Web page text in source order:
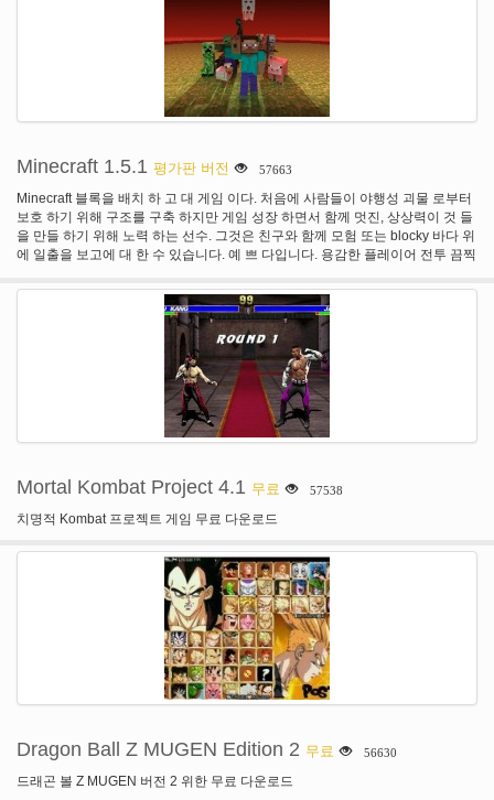
기 하 고 애니메이션 효과 적용 한다.
Minecraft 1.5.1 평가판 버전 57663
Minecraft 블록을 배치 하 고 대 게임 이다. 처음에 사람들이 야행성 괴물 로부터
보호 하기 위해 구조를 구축 하지만 게임 성장 하면서 함께 멋진, 상상력이 것 들
을 만들 하기 위해 노력 하는 선수. 그것은 친구와 함께 모험 또는 blocky 바다 위
에 일출을 보고에 대 한 수 있습니다. 예 쁘 다입니다. 용감한 플레이어 전투 끔찍
가 나는 경우 버섯의 토지를 방문할 수 있습니다.
Mortal Kombat Project 4.1 무료 57538
치명적 Kombat 프로젝트 게임 무료 다운로드
Dragon Ball Z MUGEN Edition 2 무료 56630
드래곤 볼 Z MUGEN 버전 2 위한 무료 다운로드